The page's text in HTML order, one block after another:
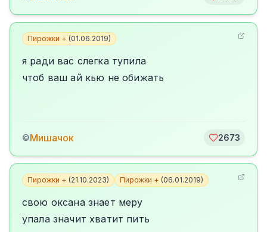
Пирожки + (01.06.2019)
я ради вас слегка тупила
чтоб ваш ай кью не обижать
©Мишачок 2673
Пирожки + (21.10.2023) Пирожки + (06.01.2019)
свою оксана знает меру
упала значит хватит пить